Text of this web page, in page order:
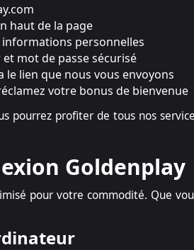
haut de la page
informations personnelles
mot de passe sécurisé
le lien que nous vous envoyons
votre bonus de bienvenue
pourrez profiter de tous nos
Goldenplay
pour votre commodité. Que